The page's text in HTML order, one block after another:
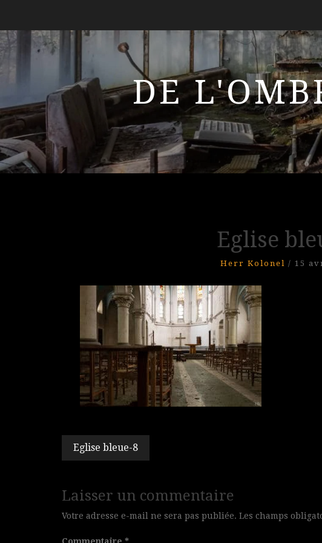
DE
Eglise
Herr Kolonel / 15
Navigation
de
l’article
Eglise bleue-8
Laisser un commentaire
Votre adresse e-mail ne sera pas publiée. Les champs